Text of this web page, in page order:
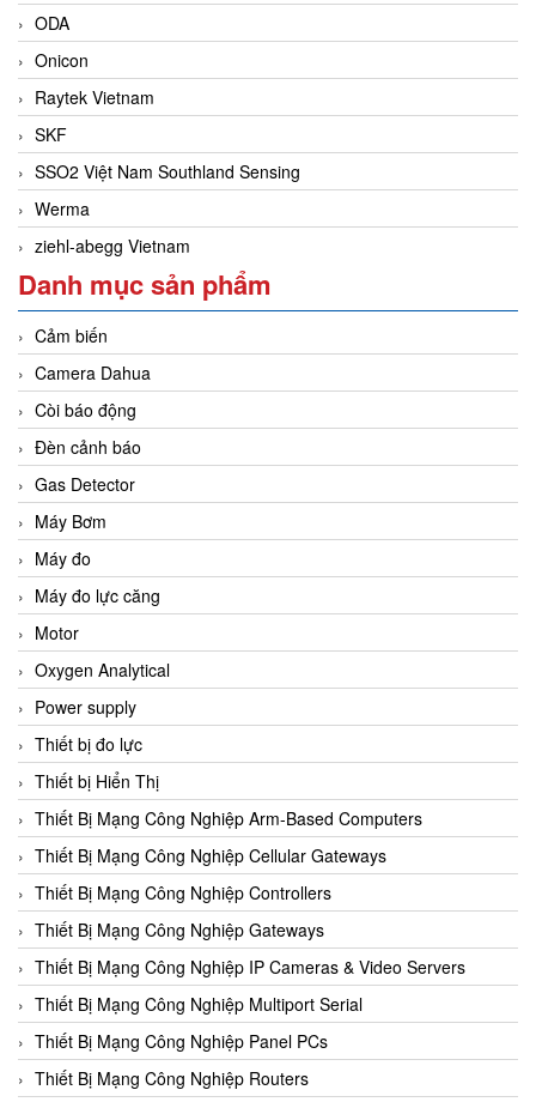
ODA
Onicon
Raytek Vietnam
SKF
SSO2 Việt Nam Southland Sensing
Werma
ziehl-abegg Vietnam
Danh mục sản phẩm
Cảm biến
Camera Dahua
Còi báo động
Đèn cảnh báo
Gas Detector
Máy Bơm
Máy đo
Máy đo lực căng
Motor
Oxygen Analytical
Power supply
Thiết bị đo lực
Thiết bị Hiển Thị
Thiết Bị Mạng Công Nghiệp Arm-Based Computers
Thiết Bị Mạng Công Nghiệp Cellular Gateways
Thiết Bị Mạng Công Nghiệp Controllers
Thiết Bị Mạng Công Nghiệp Gateways
Thiết Bị Mạng Công Nghiệp IP Cameras & Video Servers
Thiết Bị Mạng Công Nghiệp Multiport Serial
Thiết Bị Mạng Công Nghiệp Panel PCs
Thiết Bị Mạng Công Nghiệp Routers